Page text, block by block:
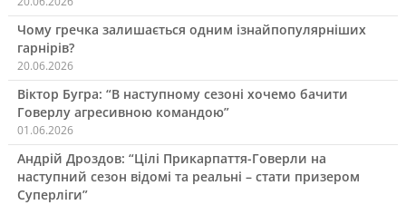
Чому гречка залишається одним ізнайпопулярніших
гарнірів?
20.06.2026
Віктор Бугра: “В наступному сезоні хочемо бачити
Говерлу агресивною командою”
01.06.2026
Андрій Дроздов: “Цілі Прикарпаття-Говерли на
наступний сезон відомі та реальні – стати призером
Суперліги”